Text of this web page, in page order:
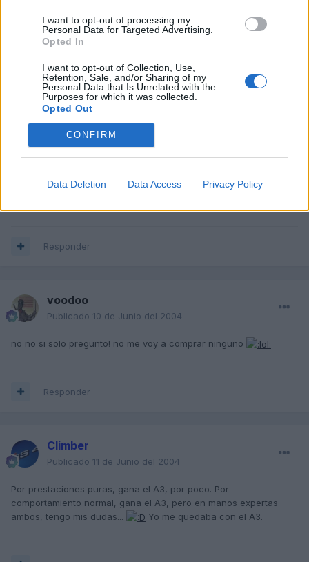
I want to opt-out of processing my
Personal Data for Targeted Advertising.
Opted In
I want to opt-out of Collection, Use,
Retention, Sale, and/or Sharing of my
Personal Data that Is Unrelated with the
Purposes for which it was collected.
Opted Out
CONFIRM
Data Deletion Data Access Privacy Policy
Manu
Publicado10 de Junio del 2004
diferentes segmentos. De todas formas, aunque es precioso, yo
no me comparía el BMW sobre todo sabiendo que le quedan dos
telediarios, pero claro, si nos ponemos ASI al A3 le van a cambiar
la boca dentro de poco jeje.
adaptas a la propulsión trasera. conozco gente que después de
Responder
voodoo
Publicado 10 de Junio del 2004
no no si solo pregunto! no me voy a comprar ninguno
Responder
Climber
Publicado 11 de Junio del 2004
Por prestaciones puras, gana el A3, por poco. Por
comportamiento normal, gana el A3, pero en manos expertas
ambos, tengo mis dudas...
Yo me quedaba con el A3.